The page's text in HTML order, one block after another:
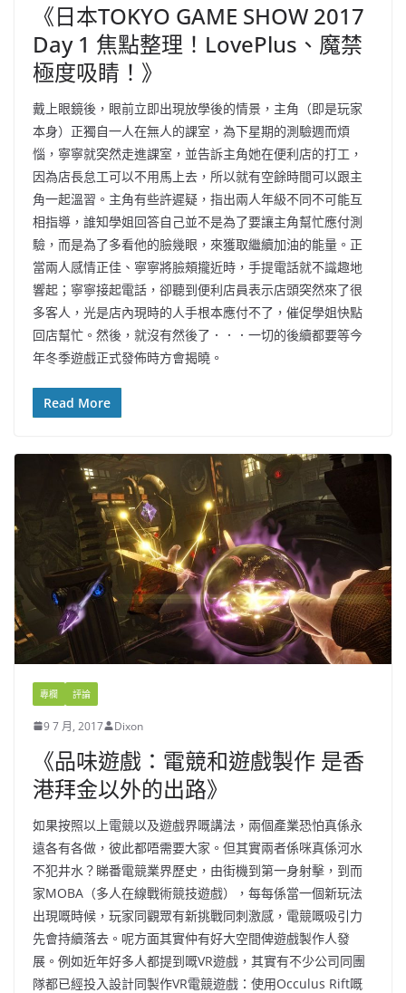
《日本TOKYO GAME SHOW 2017
Day 1 焦點整理！LovePlus、魔禁
極度吸睛！》
戴上眼鏡後，眼前立即出現放學後的情景，主角（即是玩家
本身）正獨自一人在無人的課室，為下星期的測驗週而煩
惱，寧寧就突然走進課室，並告訴主角她在便利店的打工，
因為店長怠工可以不用馬上去，所以就有空餘時間可以跟主
角一起溫習。主角有些許遲疑，指出兩人年級不同不可能互
相指導，誰知學姐回答自己並不是為了要讓主角幫忙應付測
驗，而是為了多看他的臉幾眼，來獲取繼續加油的能量。正
當兩人感情正佳、寧寧將臉頰攏近時，手提電話就不識趣地
響起；寧寧接起電話，卻聽到便利店員表示店頭突然來了很
多客人，光是店內現時的人手根本應付不了，催促學姐快點
回店幫忙。然後，就沒有然後了．．．一切的後續都要等今
年冬季遊戲正式發佈時方會揭曉。
Read More
專欄 評論
9 7 月, 2017 Dixon
《品味遊戲：電競和遊戲製作 是香
港拜金以外的出路》
如果按照以上電競以及遊戲界嘅講法，兩個產業恐怕真係永
遠各有各做，彼此都唔需要大家。但其實兩者係咪真係河水
不犯井水？睇番電競業界歷史，由街機到第一身射擊，到而
家MOBA（多人在線戰術競技遊戲），每每係當一個新玩法
出現嘅時候，玩家同觀眾有新挑戰同刺激感，電競嘅吸引力
先會持續落去。呢方面其實仲有好大空間俾遊戲製作人發
展。例如近年好多人都提到嘅VR遊戲，其實有不少公司同團
隊都已經投入設計同製作VR電競遊戲：使用Occulus Rift嘅